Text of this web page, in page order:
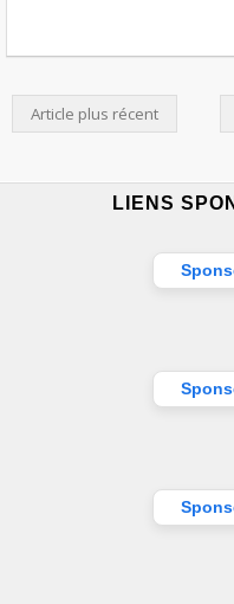
Article plus récent
LIENS